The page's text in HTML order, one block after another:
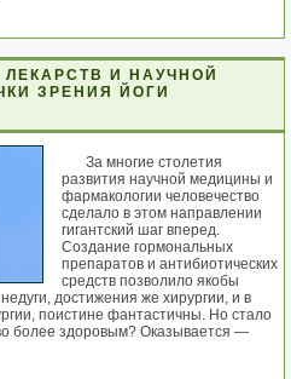
И НАУЧНОЙ
ЗРЕНИЯ ЙОГИ
За многие столетия
развития научной медицины и
фармакологии человечество
сделало в этом направлении
гигантский шаг вперед.
Создание гормональных
препаратов и антибиотических
средств позволило якобы
достижения же хирургии, и в
поистине фантастичны. Но стало
более здоровым? Оказывается —